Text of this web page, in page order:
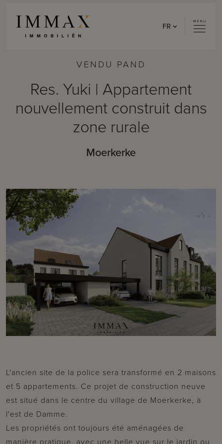
FR
VENDU PAND
Res. Yuki | Appartement
nouvellement construit dans
zone rurale
Moerkerke
L'ancien site de la police sera transformé en 2 maisons
et 5 appartements. Ce projet de construction neuve
est situé dans le centre du village de Moerkerke, à
l'est de Damme.
Les propriétés ont toujours été aménagées de
manière pratique, avec une belle vue sur le jardin ou